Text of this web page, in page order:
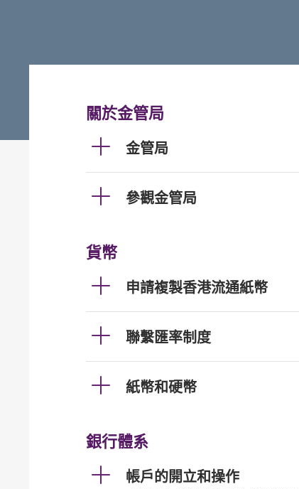
關於金管局
金管局
參觀金管局
貨幣
申請複製香港流通紙幣
聯繫匯率制度
紙幣和硬幣
銀行體系
帳戶的開立和操作